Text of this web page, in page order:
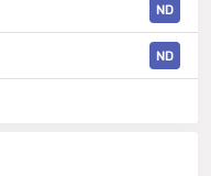
ND
ND